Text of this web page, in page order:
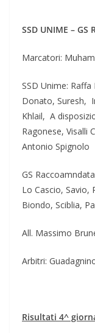
SSD UNIME – GS
Marcatori:
SSD Unime:
Donato, Suresh,
Khlail, A
Ragonese, Visalli
Antonio Spignolo
GS
Lo Cascio, Savio,
Biondo, Sciblia,
All. Massimo
Arbitri:
Risultati 4^